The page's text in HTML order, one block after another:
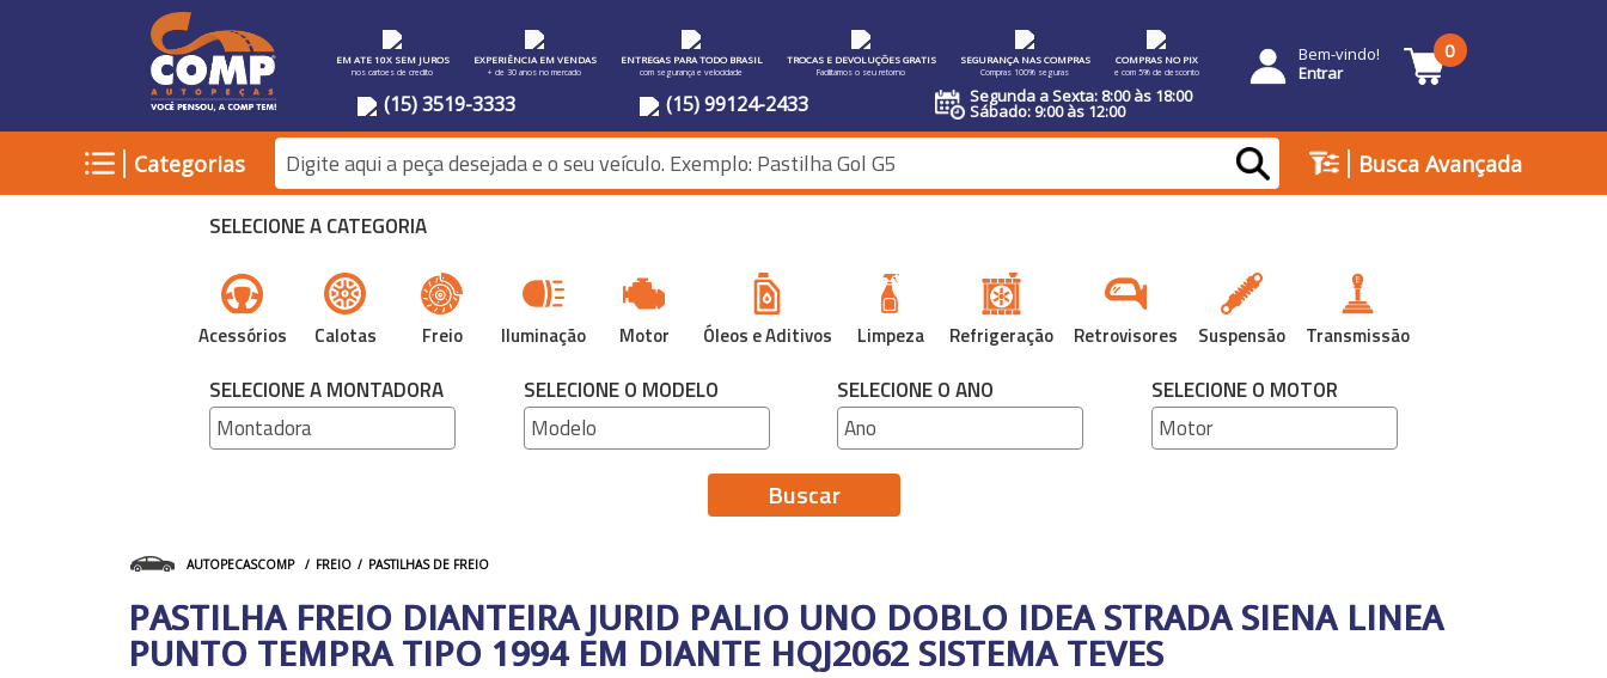
EM ATE 10X SEM JUROS
nos cartoes de credito
EXPERIÊNCIA EM VENDAS
+ de 30 anos no mercado
ENTREGAS PARA TODO BRASIL
com segurança e velocidade
TROCAS E DEVOLUÇÕES GRATIS
Facilitamos o seu retorno
SEGURANÇA NAS COMPRAS
Compras 100% seguras
COMPRAS NO PIX
e com 5% de desconto
(15) 3519-3333 (15) 99124-2433 Segunda a Sexta: 8:00 às 18:00
Sábado: 9:00 às 12:00
Bem-vindo!
Entrar
0
| Categorias | Busca Avançada
SELECIONE A CATEGORIA
Acessórios Calotas Freio Iluminação Motor Óleos e Aditivos Limpeza Refrigeração Retrovisores Suspensão Transmissão
SELECIONE A MONTADORA SELECIONE O MODELO SELECIONE O ANO SELECIONE O MOTOR
Buscar
AUTOPECASCOMP FREIO PASTILHAS DE FREIO
PASTILHA FREIO DIANTEIRA JURID PALIO UNO DOBLO IDEA STRADA SIENA LINEA
PUNTO TEMPRA TIPO 1994 EM DIANTE HQJ2062 SISTEMA TEVES